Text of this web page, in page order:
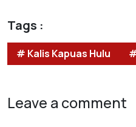
Tags :
# Kalis Kapuas Hulu
Leave a comment